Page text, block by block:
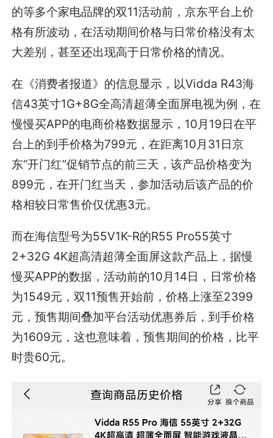
的等多个家电品牌的双11活动前，京东平台上价
格有所波动，在活动期间价格与日常价格没有太
大差别，甚至还出现高于日常价格的情况。
在《消费者报道》的信息显示，以Vidda R43海
信43英寸1G+8G全高清超薄全面屏电视为例，在
慢慢买APP的电商价格数据显示，10月19日在平
台上的到手价格为799元，在距离10月31日京
东“开门红”促销节点的前三天，该产品价格变为
899元，在开门红当天，参加活动后该产品的价
格相较日常售价仅优惠3元。
而在海信型号为55V1K-R的R55 Pro55英寸
2+32G 4K超高清超薄全面屏这款产品上，据慢
慢买APP的数据，活动前的10月14日，日常价格
为1549元，双11预售开始前，价格上涨至2399
元，预售期间叠加平台活动优惠券后，到手价格
为1609元，这也意味着，预售期间的价格，比平
时贵60元。